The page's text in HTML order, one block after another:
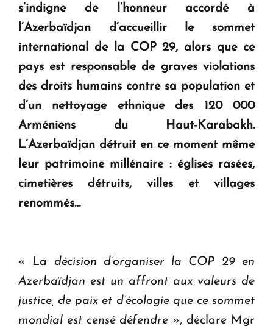
en Arménie
Le premier hôtel Hyatt Regency d'Arménie
ouvrira ses portes à Dilijan
s’indigne de l’honneur accordé à
l’Azerbaïdjan d’accueillir le sommet
international de la COP 29, alors que ce
pays est responsable de graves violations
des droits humains contre sa population et
d’un nettoyage ethnique des 120 000
Arméniens du Haut-Karabakh.
L’Azerbaïdjan détruit en ce moment même
leur patrimoine millénaire : églises rasées,
cimetières détruits, villes et villages
renommés…
« La décision d’organiser la COP 29 en
Azerbaïdjan est un affront aux valeurs de
justice, de paix et d’écologie que ce sommet
mondial est censé défendre », déclare Mgr